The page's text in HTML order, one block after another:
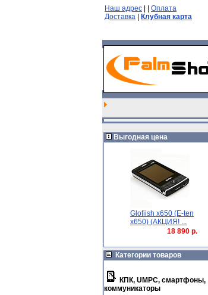
Наш адрес
Оплата
Доставка
Клубная карта
Выгодная цена
Glofiish x650 (E-ten
x650) (АКЦИЯ! ...
18 890 р.
Категории товаров
КПК, UMPC, смартфоны,
коммуникаторы